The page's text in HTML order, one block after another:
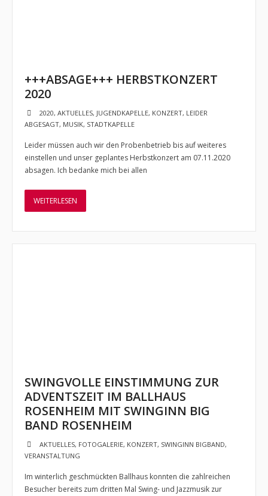
+++ABSAGE+++ HERBSTKONZERT
2020
2020,AKTUELLES, JUGENDKAPELLE, KONZERT, LEIDER
ABGESAGT, MUSIK, STADTKAPELLE
Leider müssen auch wir den Probenbetrieb bis auf weiteres
einstellen und unser geplantes Herbstkonzert am 07.11.2020
absagen. Ich bedanke mich bei allen
WEITERLESEN
SWINGVOLLE EINSTIMMUNG ZUR
ADVENTSZEIT IM BALLHAUS
ROSENHEIM MIT SWINGINN BIG
BAND ROSENHEIM
AKTUELLES, FOTOGALERIE, KONZERT, SWINGINN BIGBAND,
VERANSTALTUNG
Im winterlich geschmückten Ballhaus konnten die zahlreichen
Besucher bereits zum dritten Mal Swing- und Jazzmusik zur